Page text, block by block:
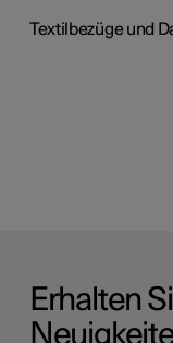
Textilbezüge und
Erhalten